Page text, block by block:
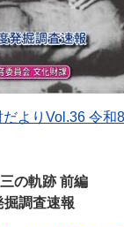
だよりVol.36 令和
の軌跡 前編
掘調査速報